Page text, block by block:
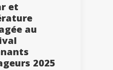
et
au
2025